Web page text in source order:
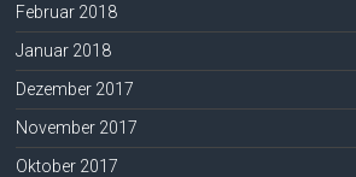
Februar 2018
Januar 2018
Dezember 2017
November 2017
Oktober 2017